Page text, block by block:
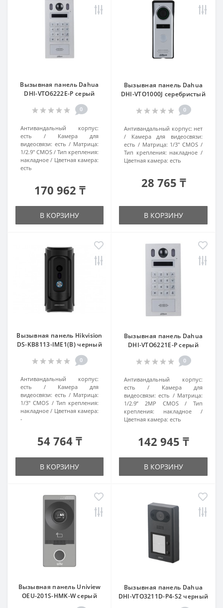
Вызывная панель Dahua
DHI-VTO6222E-P серый
0
Антивандальный корпус:
есть
Камера для
видеосвязи: есть
Матрица:
1/2.9" CMOS
Тип крепления:
накладное
Цветная камера:
есть
170 962 ₸
В КОРЗИНУ
Вызывная панель Dahua
DHI-VTO1000J серебристый
0
Антивандальный корпус: нет
Камера для видеосвязи:
есть
Матрица: 1/3" CMOS
Тип крепления: накладное
Цветная камера: есть
28 765 ₸
В КОРЗИНУ
Вызывная панель Hikvision
DS-KB8113-IME1(B) черный
0
Антивандальный корпус:
есть
Камера для
видеосвязи: есть
Матрица:
1/3" CMOS
Тип крепления:
накладное
Цветная камера:
-
54 764 ₸
В КОРЗИНУ
Вызывная панель Dahua
DHI-VTO6221E-P серый
0
Антивандальный корпус:
есть
Камера для
видеосвязи: есть
Матрица:
1/2.9” 2MP CMOS
Тип
крепления:
накладное
Цветная камера: есть
142 945 ₸
В КОРЗИНУ
Вызывная панель Uniview
OEU-201S-HMK-W серый
Вызывная панель Dahua
DHI-VTO3211D-P4-S2 черный